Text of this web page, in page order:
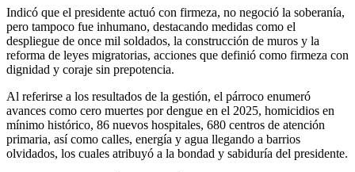
Indicó que el presidente actuó con firmeza, no negoció la soberanía,
pero tampoco fue inhumano, destacando medidas como el
despliegue de once mil soldados, la construcción de muros y la
reforma de leyes migratorias, acciones que definió como firmeza con
dignidad y coraje sin prepotencia.
Al referirse a los resultados de la gestión, el párroco enumeró
avances como cero muertes por dengue en el 2025, homicidios en
mínimo histórico, 86 nuevos hospitales, 680 centros de atención
primaria, así como calles, energía y agua llegando a barrios
olvidados, los cuales atribuyó a la bondad y sabiduría del presidente.